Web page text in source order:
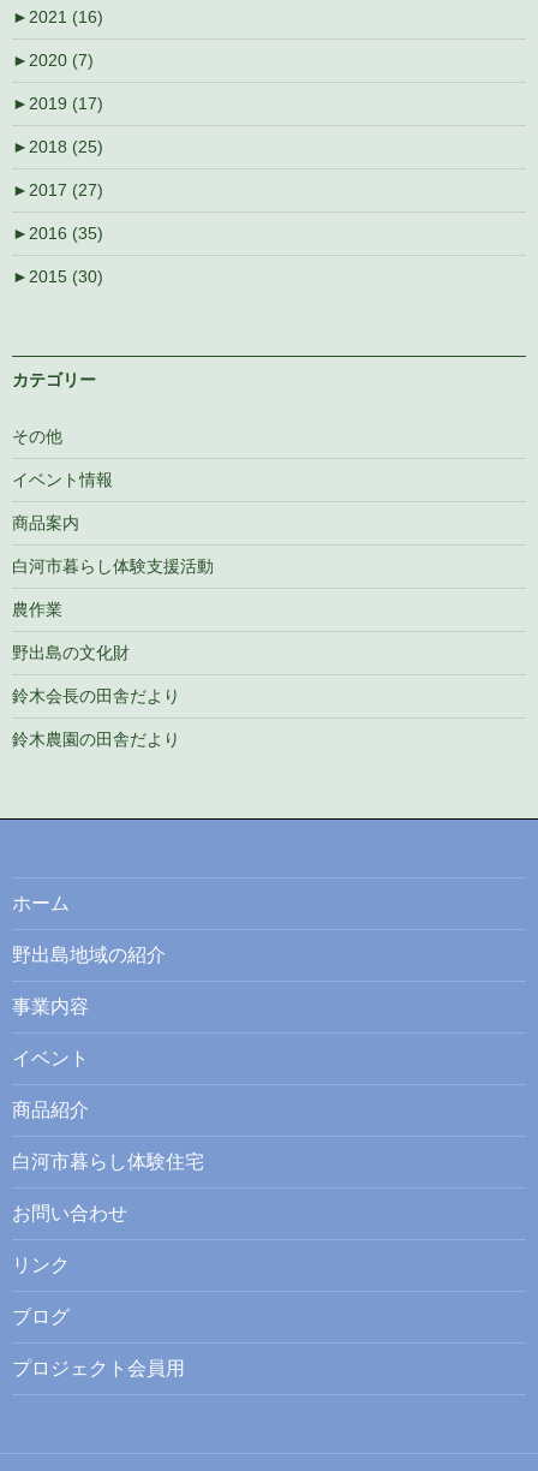
► 2021 (16)
► 2020 (7)
► 2019 (17)
► 2018 (25)
► 2017 (27)
► 2016 (35)
► 2015 (30)
カテゴリー
その他
イベント情報
商品案内
白河市暮らし体験支援活動
農作業
野出島の文化財
鈴木会長の田舎だより
鈴木農園の田舎だより
ホーム
野出島地域の紹介
事業内容
イベント
商品紹介
白河市暮らし体験住宅
お問い合わせ
リンク
ブログ
プロジェクト会員用